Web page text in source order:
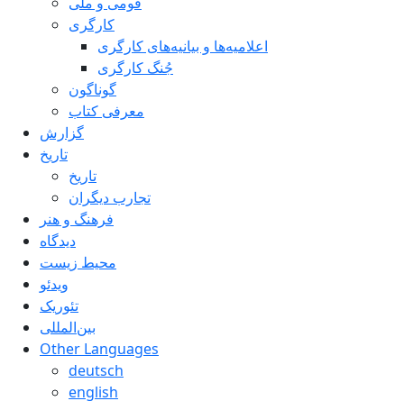
کارگری
اعلامیه‌ها و بیانیه‌های کارگری
جُنگ کارگری
گوناگون
معرفی کتاب
گزارش
تاریخ
تاريخ
تجارب ديگران
فرهنگ و هنر
دیدگاه
محیط زیست
ویدئو
تئوریک
بین‌المللی
Other Languages
deutsch
english